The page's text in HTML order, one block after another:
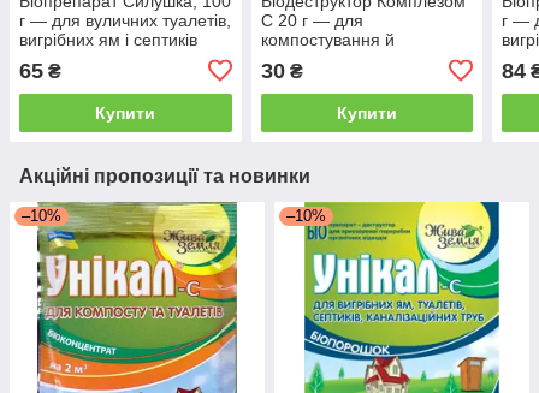
г — для вуличних туалетів,
вигрібних ям і септиків
65 ₴
Купити
С 20 г — для
компостування й
вигрібних ям і каналізації
30₴
Купити
г —
84
Акційні пропозиції та новинки
–10% –10%